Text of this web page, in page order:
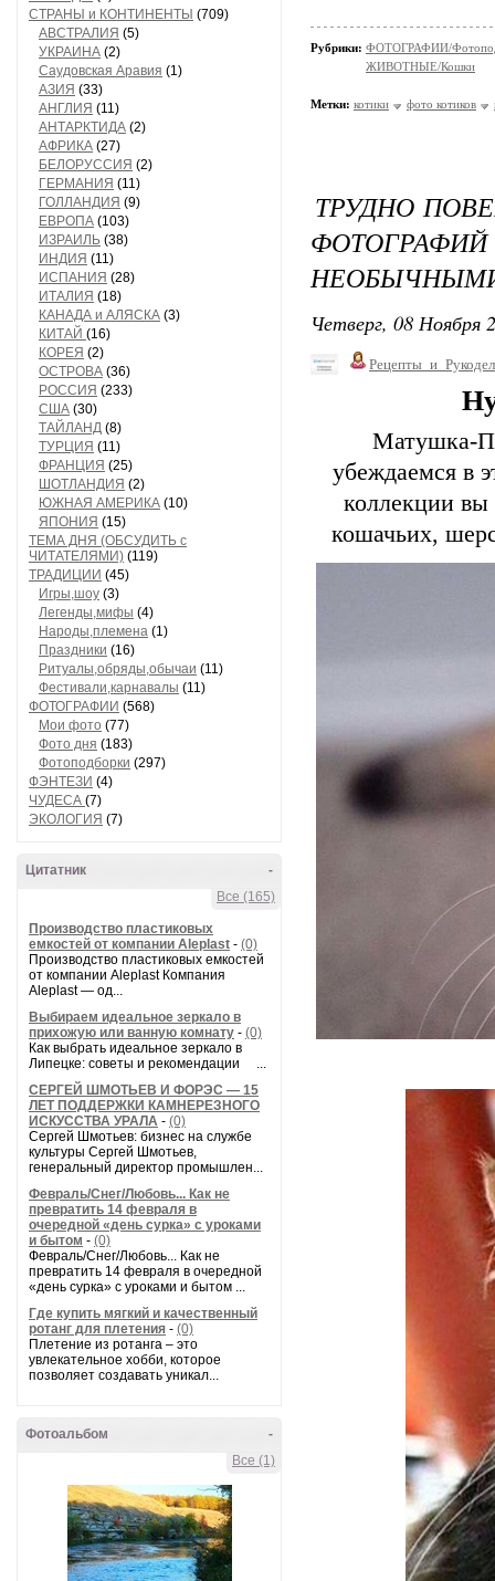
СТРАНЫ и КОНТИНЕНТЫ (709)
АВСТРАЛИЯ (5)
УКРАИНА (2)
Саудовская Аравия (1)
АЗИЯ (33)
АНГЛИЯ (11)
АНТАРКТИДА (2)
АФРИКА (27)
БЕЛОРУССИЯ (2)
ГЕРМАНИЯ (11)
ГОЛЛАНДИЯ (9)
ЕВРОПА (103)
ИЗРАИЛЬ (38)
ИНДИЯ (11)
ИСПАНИЯ (28)
ИТАЛИЯ (18)
КАНАДА и АЛЯСКА (3)
КИТАЙ (16)
КОРЕЯ (2)
ОСТРОВА (36)
РОССИЯ (233)
США (30)
ТАЙЛАНД (8)
ТУРЦИЯ (11)
ФРАНЦИЯ (25)
ШОТЛАНДИЯ (2)
ЮЖНАЯ АМЕРИКА (10)
ЯПОНИЯ (15)
ТЕМА ДНЯ (ОБСУДИТЬ с
ЧИТАТЕЛЯМИ) (119)
ТРАДИЦИИ (45)
Игры,шоу (3)
Легенды,мифы (4)
Народы,племена (1)
Праздники (16)
Ритуалы,обряды,обычаи (11)
Фестивали,карнавалы (11)
ФОТОГРАФИИ (568)
Мои фото (77)
Фото дня (183)
Фотоподборки (297)
ФЭНТЕЗИ (4)
ЧУДЕСА (7)
ЭКОЛОГИЯ (7)
-
Цитатник
Все (165)
Производство пластиковых
емкостей от компании Aleplast - (0)
Производство пластиковых емкостей
от компании Aleplast Компания
Aleplast — од...
Выбираем идеальное зеркало в
прихожую или ванную комнату - (0)
Как выбрать идеальное зеркало в
Липецке: советы и рекомендации ...
СЕРГЕЙ ШМОТЬЕВ И ФОРЭС — 15
ЛЕТ ПОДДЕРЖКИ КАМНЕРЕЗНОГО
ИСКУССТВА УРАЛА - (0)
Сергей Шмотьев: бизнес на службе
культуры Сергей Шмотьев,
генеральный директор промышлен...
Февраль/Снег/Любовь... Как не
превратить 14 февраля в
очередной «день сурка» с уроками
и бытом - (0)
Февраль/Снег/Любовь... Как не
превратить 14 февраля в очередной
«день сурка» с уроками и бытом ...
Где купить мягкий и качественный
ротанг для плетения - (0)
Плетение из ротанга – это
увлекательное хобби, которое
позволяет создавать уникал...
-
Фотоальбом
Все (1)
Рубрики: ФОТОГРАФИИ/
ЖИВОТНЫЕ/Кошки
Метки: котики фото котиков
ТРУДНО
Четверг, 08 Ноября
Матушка-
убеждаемся в
коллекции вы
кошачьих,